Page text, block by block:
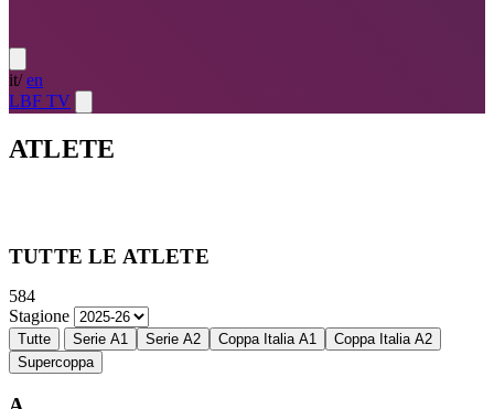
it/ en
LBF TV
ATLETE
TUTTE LE ATLETE
584
Stagione
Tutte Serie A1 Serie A2 Coppa Italia A1
Coppa Italia A2
Supercoppa